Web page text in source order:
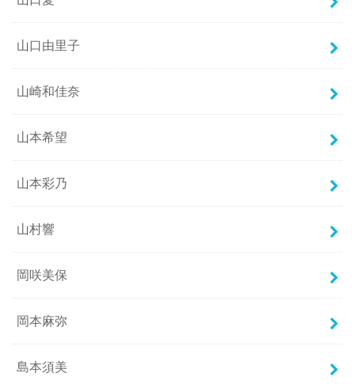
山口由里子
山崎和佳奈
山本希望
山本彩乃
山村響
岡咲美保
岡本麻弥
島本須美